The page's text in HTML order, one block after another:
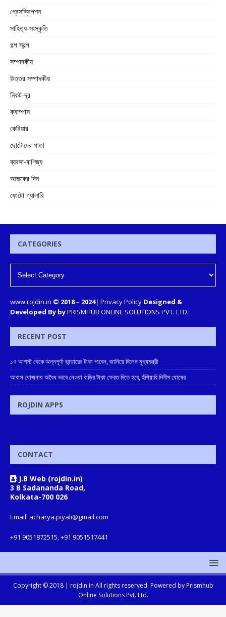
প্রেসক্রিপশন
সাহিত্য-সংস্কৃতি
গল্প স্বল্প
সম্পাদকীয়
উত্তর সম্পাদকীয়
নিকট-দূর
ক্যাম্পাস
কেরিয়ার
ছোটোদের পাতা
ব্যবসা-বাণিজ্য
আজকের দিন
ফোটো গ্যালারি
CATEGORIES
www.rojdin.in © 2018– 2024| Privacy Policy Designed &
Developed By byPRISMHUB ONLINE SOLUTIONS PVT. LTD.
RECENT POST
১৭ আগস্ট থেকে অন্নপূর্ণা ভান্ডারের টাকা পাবেন, জানিয়ে দিলেন মুখ্যমন্ত্রী
আবাস যোজনায় অবৈধ ভাবে নেওয়া বাড়ির টাকা ফেরত দিতে হবে, হুঁশিয়ারি দিলীপ ঘোষের
ROJDIN APPS
CONTACT
J.B Web (rojdin.in)
3 B Sadananda Road,
Kolkata-700 026
Email: acharya.piyali@gmail.com
+91 9051872515, +91 9051517441
Copyright © 2018 | rojdin.in All rights reserved. Powered by Prismhub
Online Solutions Pvt. Ltd.